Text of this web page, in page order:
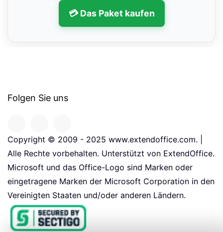
💳 Das Paket kaufen
Folgen Sie uns
Copyright © 2009 - 2025 www.extendoffice.com. |
Alle Rechte vorbehalten. Unterstützt von ExtendOffice.
Microsoft und das Office-Logo sind Marken oder
eingetragene Marken der Microsoft Corporation in den
Vereinigten Staaten und/oder anderen Ländern.